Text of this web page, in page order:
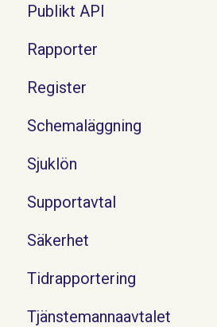
Publikt API
Rapporter
Register
Schemaläggning
Sjuklön
Supportavtal
Säkerhet
Tidrapportering
Tjänstemannaavtalet